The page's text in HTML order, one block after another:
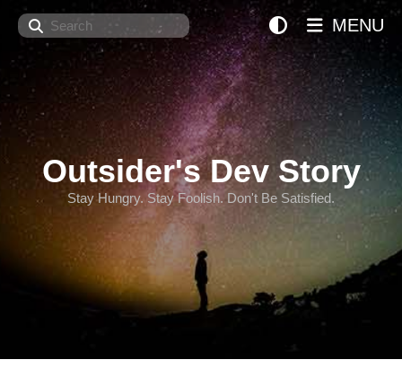
Search
Outsider's Dev Story
Stay Hungry. Stay Foolish. Don't Be Satisfied.
MENU